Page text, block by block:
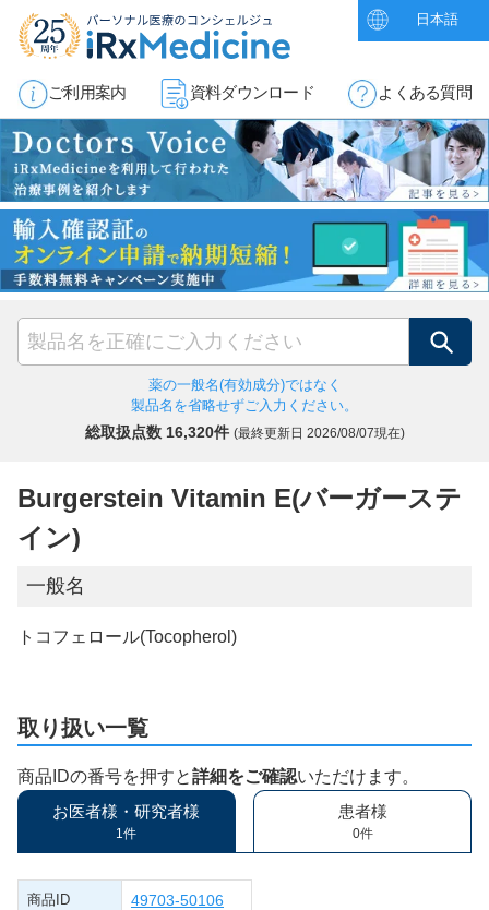
日本語
ご利用案内 資料ダウンロード よくある質問
検索
薬の一般名(有効成分)ではなく
製品名を省略せずご入力ください。
総取扱点数 16,320件 (最終更新日 2026/08/07現在)
Burgerstein Vitamin E(バーガーステ
イン)
一般名
トコフェロール(Tocopherol)
取り扱い一覧
商品IDの番号を押すと詳細をご確認いただけます。
お医者様・研究者様
1件
患者様
0件
商品ID 49703-50106